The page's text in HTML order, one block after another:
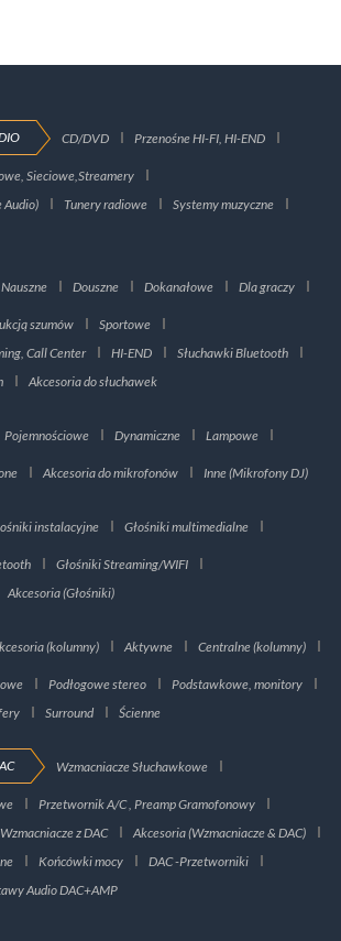
CD/DVD Przenośne HI-FI, HI-END
Sieciowe,Streamery
Audio)
Tunery radiowe
Systemy muzyczne
Nauszne Douszne Dokanałowe Dla graczy
szumów
Sportowe
Call Center
HI-END
Słuchawki Bluetooth
Akcesoria do słuchawek
Pojemnościowe Dynamiczne Lampowe
Akcesoria do mikrofonów Inne (Mikrofony DJ)
instalacyjne Głośniki multimedialne
Głośniki Streaming/WIFI
Akcesoria (Głośniki)
(kolumny) Aktywne Centralne (kolumny)
Podłogowe stereo
Podstawkowe, monitory
Surround Ścienne
Wzmacniacze Słuchawkowe
Przetwornik A/C , Preamp Gramofonowy
Wzmacniacze z DAC
Akcesoria (Wzmacniacze & DAC)
Końcówki mocy
DAC -Przetworniki
Audio DAC+AMP